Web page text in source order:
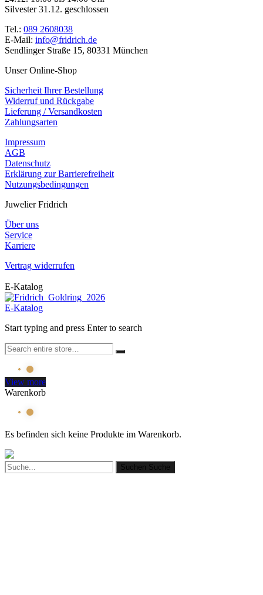
Silvester 31.12. geschlossen
Tel.: 089 2608038
E-Mail: info@fridrich.de
Sendlinger Straße 15, 80331 München
Unser Online-Shop
Sicherheit Ihrer Bestellung
Widerruf und Rückgabe
Lieferung / Versandkosten
Zahlungsarten
Impressum
AGB
Datenschutz
Erklärung zur Barrierefreiheit
Nutzungsbedingungen
Juwelier Fridrich
Über uns
Service
Karriere
Vertrag widerrufen
E-Katalog
E-Katalog
Start typing and press Enter to search
View more
Warenkorb
Es befinden sich keine Produkte im Warenkorb.
Suchen Suche